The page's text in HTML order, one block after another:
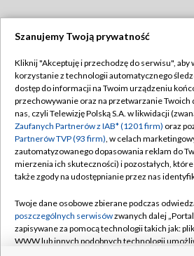
TVP
Abonament TVP
Emisja w TVP
Centrum informacji TVP
Naziemna Telewizja Cyfrowa
Rada Programowa
System NOS
Regulamin
Polityka
Moje zgody
Pomoc
Kontakt
Szanujemy Twoją prywatność
Kliknij "Akceptuję i przechodzę do serwisu", aby
korzystanie z technologii automatycznego
dostęp do informacji na Twoim urządzeniu
przechowywanie oraz na przetwarzanie Twoich
nas, czyli Telewizję Polską S.A. w likwidacji
Zaufanych Partnerów z IAB* (1201 firm) oraz
Partnerów TVP (93 firm), w celach
zautomatyzowanego dopasowania reklam do
mierzenia ich skuteczności) i pozostałych,
także zgody na udostępnianie przez nas
Twoje dane osobowe zbierane podczas
poszczególnych serwisówzwanych dalej
zapisywane za pomocą technologii takich jak:
WWW lub innych podobnych technologii